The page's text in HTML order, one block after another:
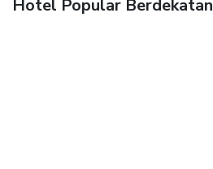
Hotel Popular Berdekatan